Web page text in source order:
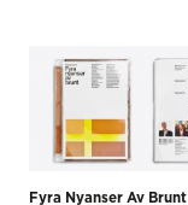
Fyra Nyanser Av Brunt